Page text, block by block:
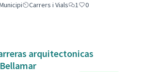
Carrers i Vials 1
0
arquitectonicas